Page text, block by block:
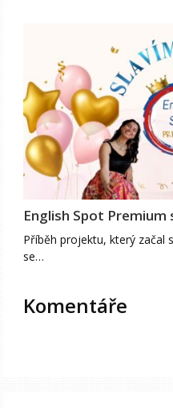
English Spot Premium
Příběh projektu, který začal
se…
Komentáře